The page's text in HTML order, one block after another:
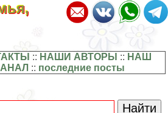
:: НАШИ АВТОРЫ :: НАШ
:: последние посты